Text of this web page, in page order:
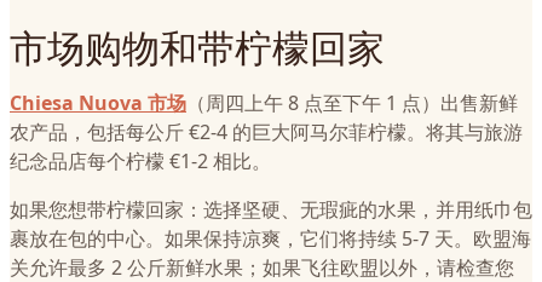
市场购物和带柠檬回家
Chiesa Nuova 市场 （周四上午 8 点至下午 1 点）出售新鲜
农产品，包括每公斤 €2-4 的巨大阿马尔菲柠檬。将其与旅游
纪念品店每个柠檬 €1-2 相比。
如果您想带柠檬回家：选择坚硬、无瑕疵的水果，并用纸巾包
裹放在包的中心。如果保持凉爽，它们将持续 5-7 天。欧盟海
关允许最多 2 公斤新鲜水果；如果飞往欧盟以外，请检查您